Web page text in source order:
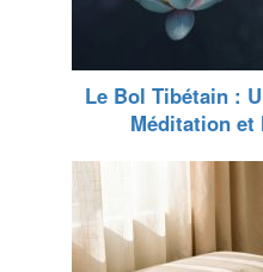
Le Bol Tibétain :
Méditation et